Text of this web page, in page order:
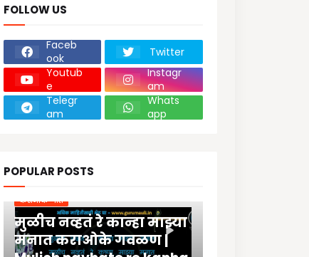
FOLLOW US
Faceb
ook
Twitter
Youtub
e
Instagr
am
Telegr
am
Whats
app
POPULAR POSTS
कराओके गीते
मुळीच नव्हतं रे कान्हा माझ्या
मनात कराओके गवळण |